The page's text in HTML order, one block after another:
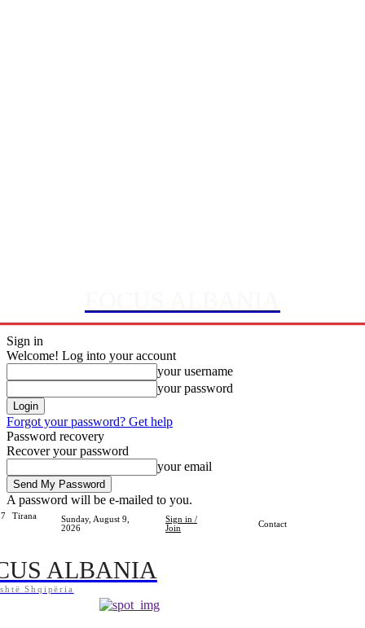
Sign in
Welcome! Log into your account
your username
your password
Forgot your password? Get help
Password recovery
Recover your password
your email
A password will be e-mailed to you.
Tirana
Sunday, August 9,
2026
Sign in /
Join
Contact
ALBANIA
Shqipëria